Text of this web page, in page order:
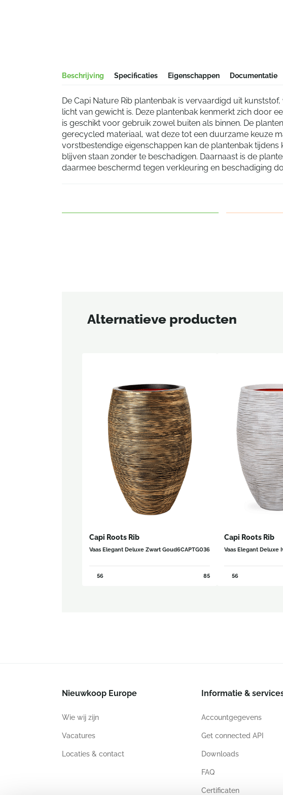
Beschrijving Specificaties Eigenschappen Documentatie
De Capi Nature Rib plantenbak is vervaardigd uit
licht van gewicht is. Deze plantenbak kenmerkt zich door
is geschikt voor gebruik zowel buiten als binnen. De
gerecycled materiaal, wat deze tot een duurzame keuze
vorstbestendige eigenschappen kan de plantenbak
blijven staan zonder te beschadigen. Daarnaast is de
daarmee beschermd tegen verkleuring en beschadiging
Alternatieve producten
Capi Roots Rib
Vaas Elegant Deluxe Zwart Goud6CAPTG036
56 85
Capi Roots Rib
Vaas Elegant Deluxe
56
Nieuwkoop Europe
Wie wij zijn
Vacatures
Locaties & contact
Informatie &
Accountgegevens
Get connected API
Downloads
FAQ
Certificaten